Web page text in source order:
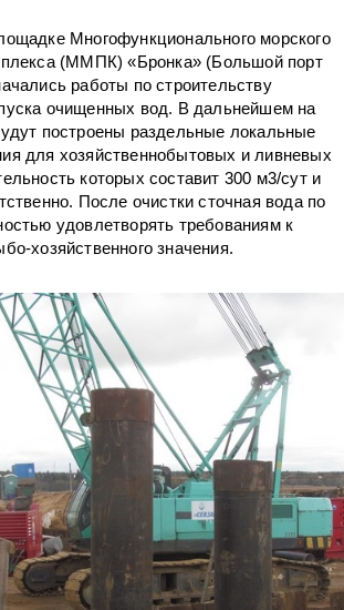
Многофункционального морского
(ММПК) «Бронка» (Большой порт
работы по строительству
очищенных вод. В дальнейшем на
построены раздельные локальные
для хозяйственнобытовых и ливневых
которых составит 300 м3/сут и
После очистки сточная вода по
удовлетворять требованиям к
хозяйственного значения.